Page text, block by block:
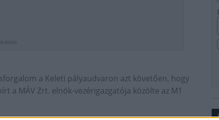
a Keleti pályaudvaron azt követően, hogy
a MÁV Zrt. elnök-vezérigazgatója közölte az M1